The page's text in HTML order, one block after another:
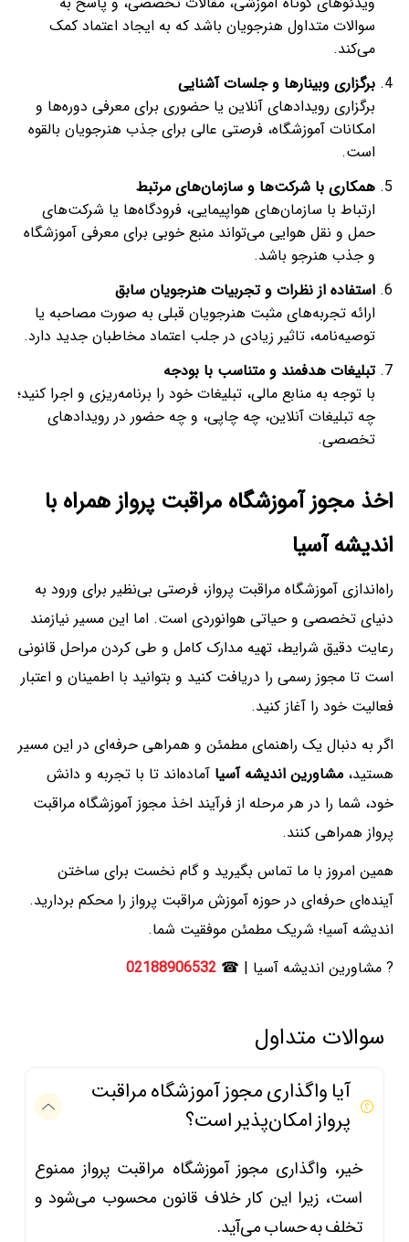
سوالات متداول هنرجویان باشد که به ایجاد اعتماد کمک
می‌کند.
برگزاری وبینارها و جلسات آشنایی
برگزاری رویدادهای آنلاین یا حضوری برای معرفی دوره‌ها و
امکانات آموزشگاه، فرصتی عالی برای جذب هنرجویان بالقوه
است.
همکاری با شرکت‌ها و سازمان‌های مرتبط
ارتباط با سازمان‌های هواپیمایی، فرودگاه‌ها یا شرکت‌های
حمل و نقل هوایی می‌تواند منبع خوبی برای معرفی آموزشگاه
و جذب هنرجو باشد.
استفاده از نظرات و تجربیات هنرجویان سابق
ارائه تجربه‌های مثبت هنرجویان قبلی به صورت مصاحبه یا
توصیه‌نامه، تاثیر زیادی در جلب اعتماد مخاطبان جدید دارد.
تبلیغات هدفمند و متناسب با بودجه
با توجه به منابع مالی، تبلیغات خود را برنامه‌ریزی و اجرا کنید؛
چه تبلیغات آنلاین، چه چاپی، و چه حضور در رویدادهای
تخصصی.
اخذ مجوز آموزشگاه مراقبت پرواز همراه با
اندیشه آسیا
راه‌اندازی آموزشگاه مراقبت پرواز، فرصتی بی‌نظیر برای ورود به
دنیای تخصصی و حیاتی هوانوردی است. اما این مسیر نیازمند
رعایت دقیق شرایط، تهیه مدارک کامل و طی کردن مراحل قانونی
است تا مجوز رسمی را دریافت کنید و بتوانید با اطمینان و اعتبار
فعالیت خود را آغاز کنید.
اگر به دنبال یک راهنمای مطمئن و همراهی حرفه‌ای در این مسیر
هستید، مشاورین اندیشه آسیا آماده‌اند تا با تجربه و دانش
خود، شما را در هر مرحله از فرآیند اخذ مجوز آموزشگاه مراقبت
پرواز همراهی کنند.
همین امروز با ما تماس بگیرید و گام نخست برای ساختن
آینده‌ای حرفه‌ای در حوزه آموزش مراقبت پرواز را محکم بردارید.
اندیشه آسیا؛ شریک مطمئن موفقیت شما.
? مشاورین اندیشه آسیا | ☎ 02188906532
سوالات متداول
آیا واگذاری مجوز آموزشگاه مراقبت
پرواز امکان‌پذیر است؟
خیر، واگذاری مجوز آموزشگاه مراقبت پرواز ممنوع
است، زیرا این کار خلاف قانون محسوب می‌شود و
تخلف به حساب می‌آید.